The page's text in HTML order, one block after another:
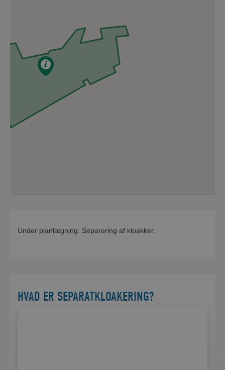
Under planlægning. Separering af kloakker.
HVAD ER SEPARATKLOAKERING?